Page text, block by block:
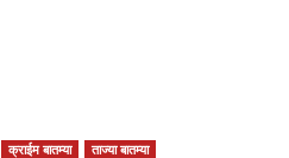
क्राईम बातम्या
ताज्या बातम्या